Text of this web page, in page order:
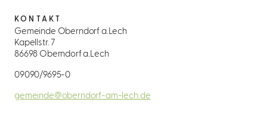
KONTAKT
Gemeinde Oberndorf a.Lech
Kapellstr. 7
86698 Oberndorf a.Lech
09090/9695-0
gemeinde@oberndorf-am-lech.de